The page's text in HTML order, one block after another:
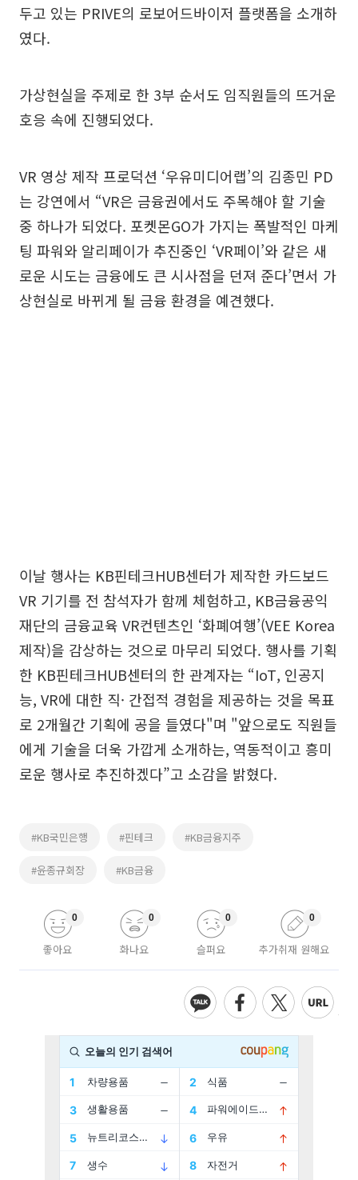
두고 있는 PRIVE의 로보어드바이저 플랫폼을 소개하
였다.
가상현실을 주제로 한 3부 순서도 임직원들의 뜨거운
호응 속에 진행되었다.
VR 영상 제작 프로덕션 ‘우유미디어랩’의 김종민 PD
는 강연에서 “VR은 금융권에서도 주목해야 할 기술
중 하나가 되었다. 포켓몬GO가 가지는 폭발적인 마케
팅 파워와 알리페이가 추진중인 ‘VR페이’와 같은 새
로운 시도는 금융에도 큰 시사점을 던져 준다’면서 가
상현실로 바뀌게 될 금융 환경을 예견했다.
이날 행사는 KB핀테크HUB센터가 제작한 카드보드
VR 기기를 전 참석자가 함께 체험하고, KB금융공익
재단의 금융교육 VR컨텐츠인 ‘화폐여행’(VEE Korea
제작)을 감상하는 것으로 마무리 되었다. 행사를 기획
한 KB핀테크HUB센터의 한 관계자는 “IoT, 인공지
능, VR에 대한 직· 간접적 경험을 제공하는 것을 목표
로 2개월간 기획에 공을 들였다"며 "앞으로도 직원들
에게 기술을 더욱 가깝게 소개하는, 역동적이고 흥미
로운 행사로 추진하겠다”고 소감을 밝혔다.
#KB국민은행 #핀테크 #KB금융지주
#윤종규회장 #KB금융
좋아요
0
화나요
0
슬퍼요
0
추가취재 원해요
0